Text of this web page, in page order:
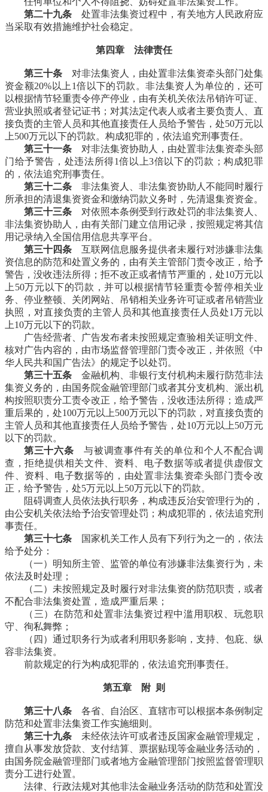
第二十九条 处置非法集资过程中，有关地方人民政府应
当采取有效措施维护社会稳定。
第四章 法律责任
第三十条 对非法集资人，由处置非法集资牵头部门处集
资金额20%以上1倍以下的罚款。非法集资人为单位的，还可
以根据情节轻重责令停产停业，由有关机关依法吊销许可证、
营业执照或者登记证书；对其法定代表人或者主要负责人、直
接负责的主管人员和其他直接责任人员给予警告，处50万元以
上500万元以下的罚款。构成犯罪的，依法追究刑事责任。
第三十一条 对非法集资协助人，由处置非法集资牵头部
门给予警告，处违法所得1倍以上3倍以下的罚款；构成犯罪
的，依法追究刑事责任。
第三十二条 非法集资人、非法集资协助人不能同时履行
所承担的清退集资资金和缴纳罚款义务时，先清退集资资金。
第三十三条 对依照本条例受到行政处罚的非法集资人、
非法集资协助人，由有关部门建立信用记录，按照规定将其信
用记录纳入全国信用信息共享平台。
第三十四条 互联网信息服务提供者未履行对涉嫌非法集
资信息的防范和处置义务的，由有关主管部门责令改正，给予
警告，没收违法所得；拒不改正或者情节严重的，处10万元以
上50万元以下的罚款，并可以根据情节轻重责令暂停相关业
务、停业整顿、关闭网站、吊销相关业务许可证或者吊销营业
执照，对直接负责的主管人员和其他直接责任人员处1万元以
上10万元以下的罚款。
广告经营者、广告发布者未按照规定查验相关证明文件、
核对广告内容的，由市场监督管理部门责令改正，并依照《中
华人民共和国广告法》的规定予以处罚。
第三十五条 金融机构、非银行支付机构未履行防范非法
集资义务的，由国务院金融管理部门或者其分支机构、派出机
构按照职责分工责令改正，给予警告，没收违法所得；造成严
重后果的，处100万元以上500万元以下的罚款，对直接负责的
主管人员和其他直接责任人员给予警告，处10万元以上50万元
以下的罚款。
第三十六条 与被调查事件有关的单位和个人不配合调
查，拒绝提供相关文件、资料、电子数据等或者提供虚假文
件、资料、电子数据等的，由处置非法集资牵头部门责令改
正，给予警告，处5万元以上50万元以下的罚款。
阻碍调查人员依法执行职务，构成违反治安管理行为的，
由公安机关依法给予治安管理处罚；构成犯罪的，依法追究刑
事责任。
第三十七条 国家机关工作人员有下列行为之一的，依法
给予处分：
（一）明知所主管、监管的单位有涉嫌非法集资行为，未
依法及时处理；
（二）未按照规定及时履行对非法集资的防范职责，或者
不配合非法集资处置，造成严重后果；
（三）在防范和处置非法集资过程中滥用职权、玩忽职
守、徇私舞弊；
（四）通过职务行为或者利用职务影响，支持、包庇、纵
容非法集资。
前款规定的行为构成犯罪的，依法追究刑事责任。
第五章 附 则
第三十八条 各省、自治区、直辖市可以根据本条例制定
防范和处置非法集资工作实施细则。
第三十九条 未经依法许可或者违反国家金融管理规定，
擅自从事发放贷款、支付结算、票据贴现等金融业务活动的，
由国务院金融管理部门或者地方金融管理部门按照监督管理职
责分工进行处置。
法律、行政法规对其他非法金融业务活动的防范和处置没